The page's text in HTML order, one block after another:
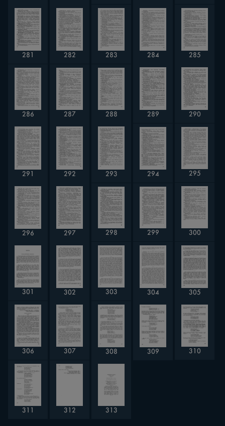
281 282 283 284 285
286 287 288 289 290
291 292 293 294 295
296 297 298 299 300
301 302 303 304 305
306 307 308 309 310
311 312 313